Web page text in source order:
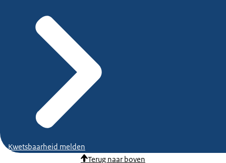
Kwetsbaarheid melden
Terug naar boven